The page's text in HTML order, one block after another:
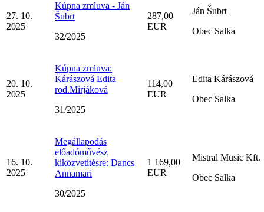
27. 10.
2025
Kúpna zmluva - Ján
Šubrt
32/2025
287,00
EUR
Ján Šubrt
Obec Salka
20. 10.
2025
Kúpna zmluva:
Kárászová Edita
rod.Mirjáková
31/2025
114,00
EUR
Edita Kárászová
Obec Salka
16. 10.
2025
Megállapodás
előadóművész
kiközvetítésre: Dancs
Annamari
30/2025
1 169,00
EUR
Mistral Music Kft.
Obec Salka